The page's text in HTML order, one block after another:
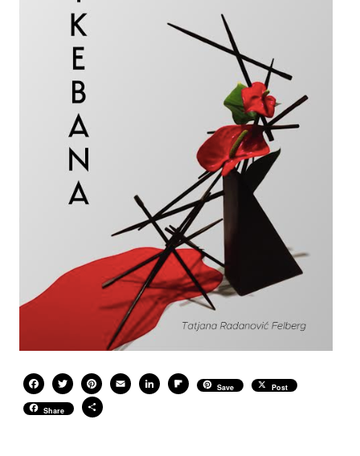
FacebookTwitterPinterest
Email LinkedInFlipboard
Save Post
Share